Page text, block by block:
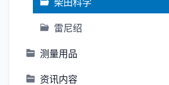
柴田科学
雷尼绍
测量用品
资讯内容